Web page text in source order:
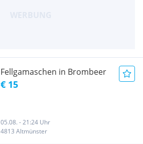
Fellgamaschen in Brombeer
€ 15
05.08. - 21:24 Uhr
4813 Altmünster